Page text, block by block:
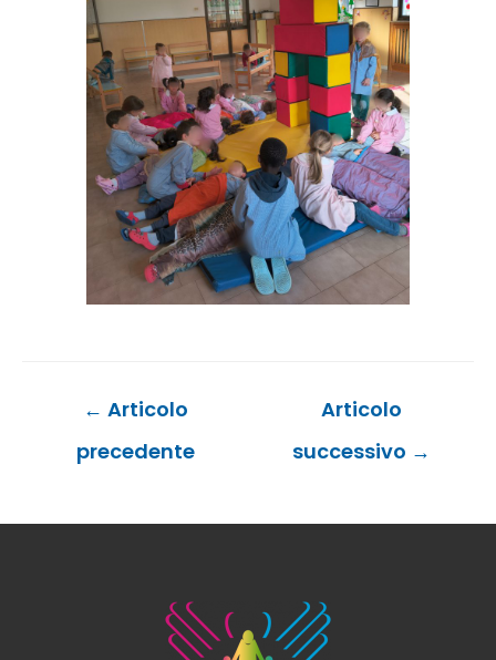
Navigazione
← Articolo
precedente
Articolo
successivo →